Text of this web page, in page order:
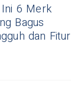
6 Merk
Bagus
dan Fitur